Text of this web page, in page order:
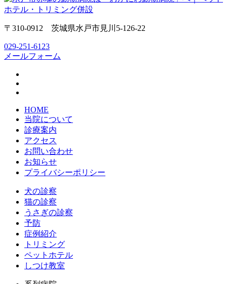
〒310-0912 茨城県水戸市見川5-126-22
029-251-6123
メールフォーム
HOME
当院について
診療案内
アクセス
お問い合わせ
お知らせ
プライバシーポリシー
犬の診察
猫の診察
うさぎの診察
予防
症例紹介
トリミング
ペットホテル
しつけ教室